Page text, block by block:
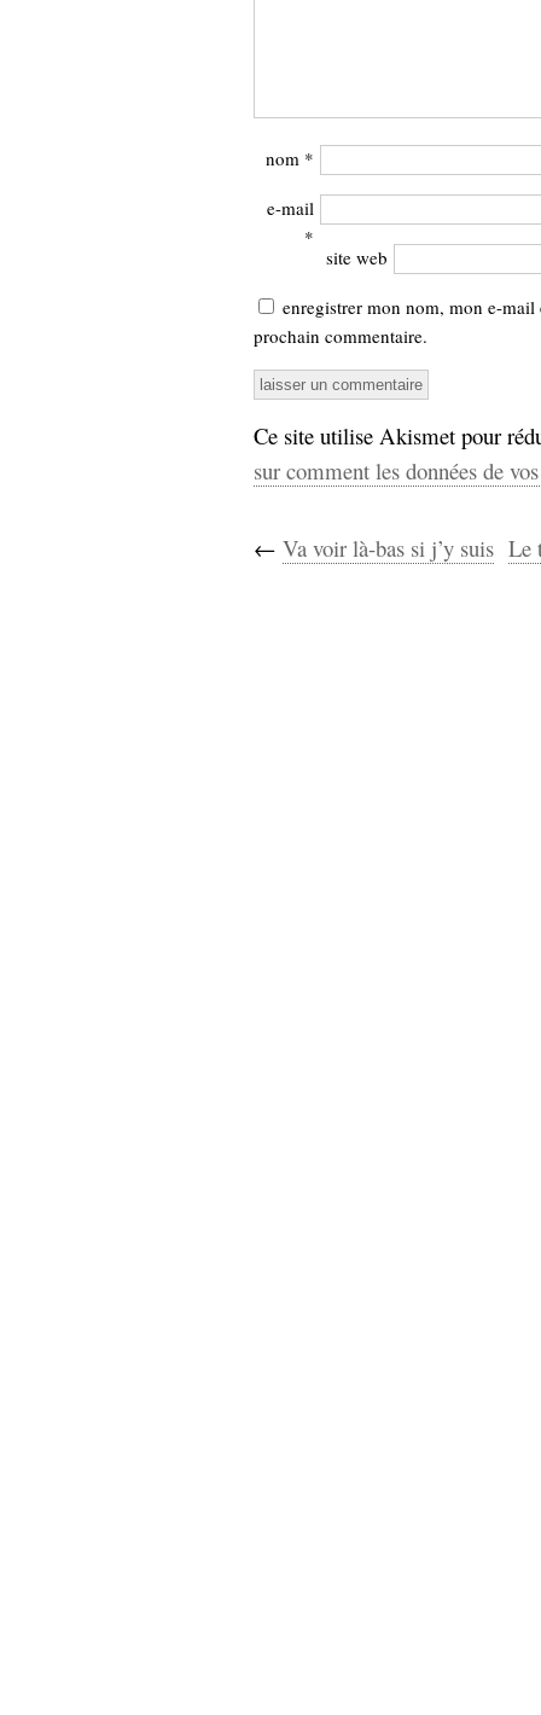
nom *
e-mail
*
site web
enregistrer mon nom, mon e-
prochain commentaire.
Ce site utilise Akismet pour
sur comment les données de
← Va voir là-bas si j’y suis Le